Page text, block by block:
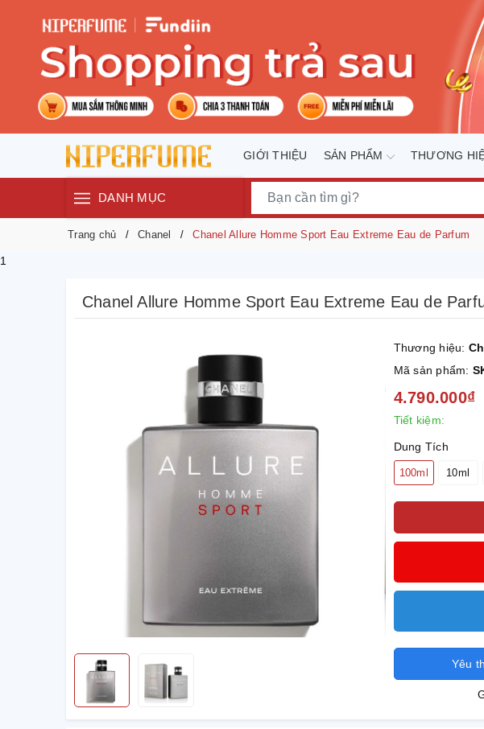
GIỚI THIỆU SẢN PHẨM THƯƠNG
DANH MỤC
Trang chủ Chanel Chanel Allure Homme Sport Eau Extreme Eau de Parfum
1
Chanel Allure Homme Sport Eau Extreme Eau de
Thương hiệu:
Mã sản phẩm:
4.790.000₫
Tiết kiệm:
Dung Tích
100ml 10ml
Yêu